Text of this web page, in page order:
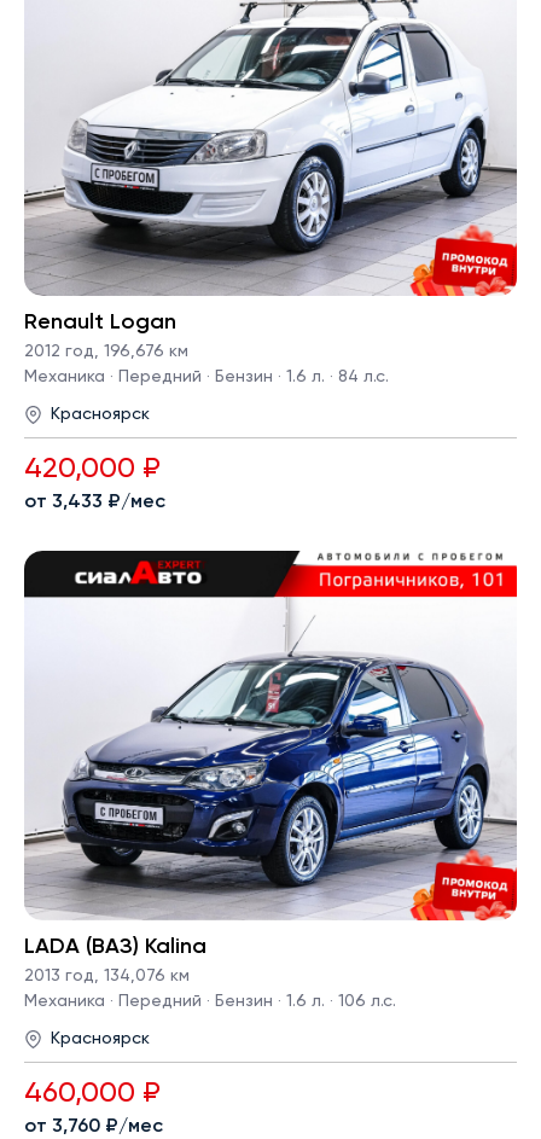
Renault Logan
2012 год, 196,676 км
Механика · Передний · Бензин · 1.6 л. · 84 л.с.
Красноярск
420,000 ₽
от 3,433 ₽/мес
LADA (ВАЗ) Kalina
2013 год, 134,076 км
Механика · Передний · Бензин · 1.6 л. · 106 л.с.
Красноярск
460,000 ₽
от 3,760 ₽/мес